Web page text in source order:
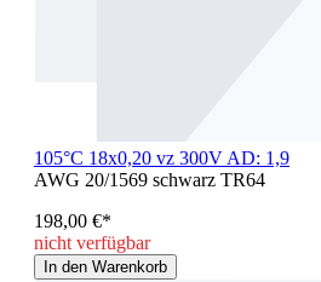
105°C 18x0,20 vz 300V AD: 1,9
AWG 20/1569 schwarz TR64
198,00 €*
nicht verfügbar
In den Warenkorb